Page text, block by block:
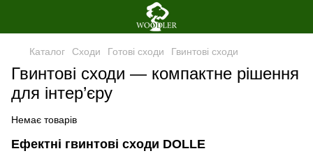
Каталог Сходи Готові сходи Гвинтові сходи
Гвинтові сходи — компактне рішення
для інтер’єру
Немає товарів
Ефектні гвинтові сходи DOLLE